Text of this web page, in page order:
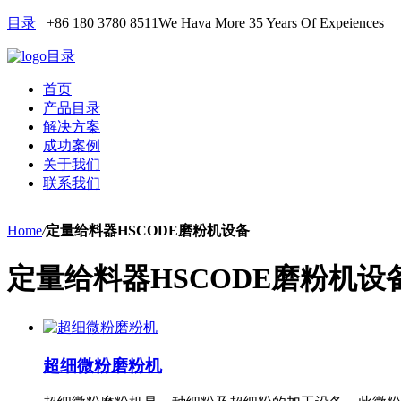
目录 +86 180 3780 8511We Hava More 35 Years Of Expeiences
目录
首页
产品目录
解决方案
成功案例
关于我们
联系我们
Home/定量给料器HSCODE磨粉机设备
定量给料器HSCODE磨粉机设
超细微粉磨粉机